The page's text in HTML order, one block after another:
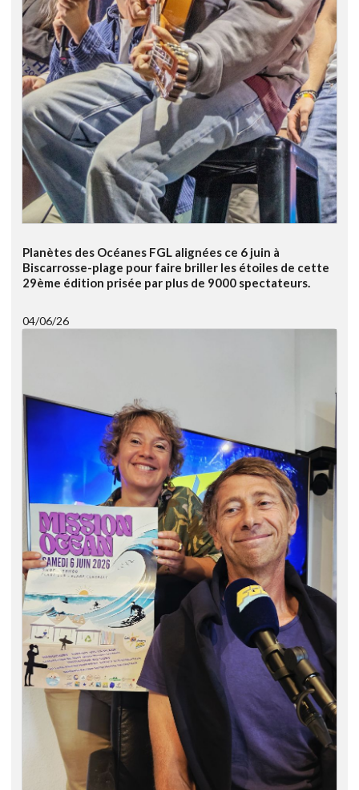
Planètes des Océanes FGL alignées ce 6 juin à
Biscarrosse-plage pour faire briller les étoiles de cette
29ème édition prisée par plus de 9000 spectateurs.
04/06/26